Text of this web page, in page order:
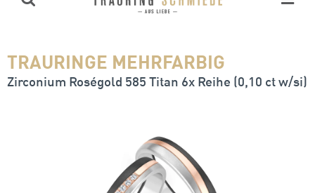
TRAURINGE MEHRFARBIG
Zirconium Roségold 585 Titan 6x Reihe (0,10 ct w/si)